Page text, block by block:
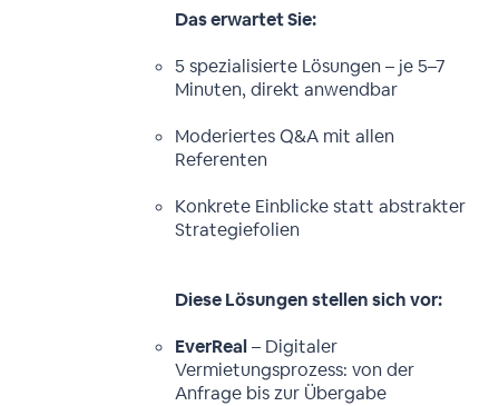
Das erwartet Sie:
5 spezialisierte Lösungen – je 5–7
Minuten, direkt anwendbar
Moderiertes Q&A mit allen
Referenten
Konkrete Einblicke statt abstrakter
Strategiefolien
Diese Lösungen stellen sich vor:
EverReal– Digitaler
Vermietungsprozess: von der
Anfrage bis zur Übergabe